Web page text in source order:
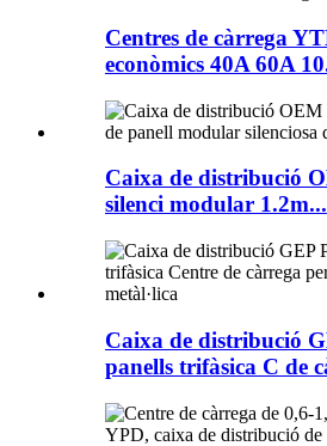
Centres de càrrega
econòmics 40A 60A
Caixa de distribució
silenci modular 1.2m...
Caixa de distribució
panells trifàsica C de